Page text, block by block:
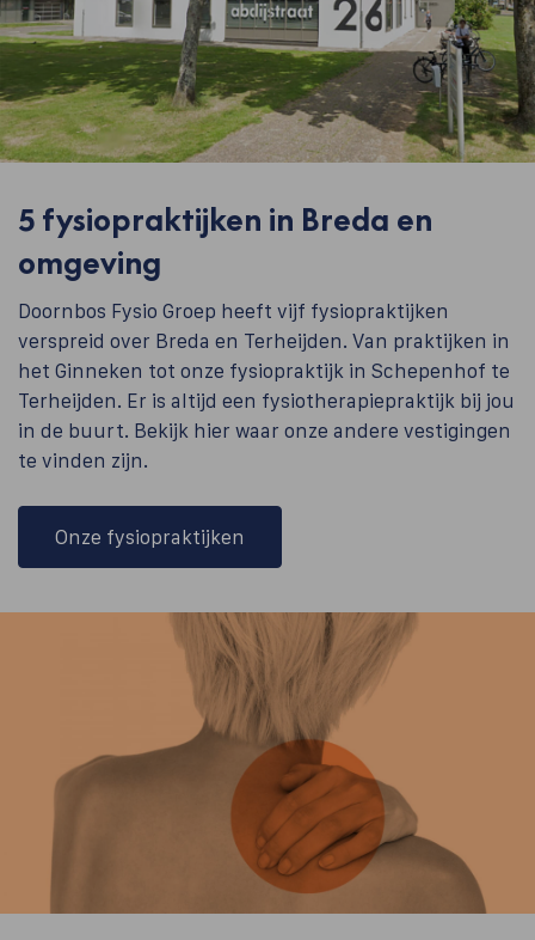
5 fysiopraktijken in Breda en
omgeving
Doornbos Fysio Groep heeft vijf fysiopraktijken
verspreid over Breda en Terheijden. Van praktijken in
het Ginneken tot onze fysiopraktijk in Schepenhof te
Terheijden. Er is altijd een fysiotherapiepraktijk bij jou
in de buurt. Bekijk hier waar onze andere vestigingen
te vinden zijn.
Onze fysiopraktijken